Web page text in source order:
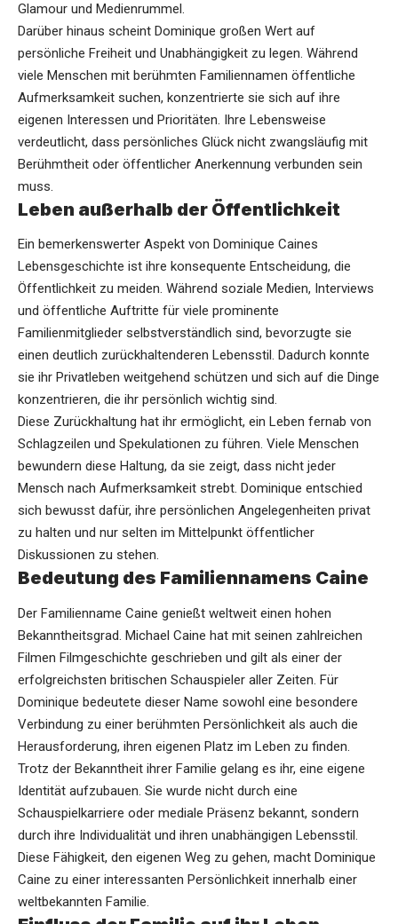
Glamour und Medienrummel.
Darüber hinaus scheint Dominique großen Wert auf
persönliche Freiheit und Unabhängigkeit zu legen. Während
viele Menschen mit berühmten Familiennamen öffentliche
Aufmerksamkeit suchen, konzentrierte sie sich auf ihre
eigenen Interessen und Prioritäten. Ihre Lebensweise
verdeutlicht, dass persönliches Glück nicht zwangsläufig mit
Berühmtheit oder öffentlicher Anerkennung verbunden sein
muss.
Leben außerhalb der Öffentlichkeit
Ein bemerkenswerter Aspekt von Dominique Caines
Lebensgeschichte ist ihre konsequente Entscheidung, die
Öffentlichkeit zu meiden. Während soziale Medien, Interviews
und öffentliche Auftritte für viele prominente
Familienmitglieder selbstverständlich sind, bevorzugte sie
einen deutlich zurückhaltenderen Lebensstil. Dadurch konnte
sie ihr Privatleben weitgehend schützen und sich auf die Dinge
konzentrieren, die ihr persönlich wichtig sind.
Diese Zurückhaltung hat ihr ermöglicht, ein Leben fernab von
Schlagzeilen und Spekulationen zu führen. Viele Menschen
bewundern diese Haltung, da sie zeigt, dass nicht jeder
Mensch nach Aufmerksamkeit strebt. Dominique entschied
sich bewusst dafür, ihre persönlichen Angelegenheiten privat
zu halten und nur selten im Mittelpunkt öffentlicher
Diskussionen zu stehen.
Bedeutung des Familiennamens Caine
Der Familienname Caine genießt weltweit einen hohen
Bekanntheitsgrad. Michael Caine hat mit seinen zahlreichen
Filmen Filmgeschichte geschrieben und gilt als einer der
erfolgreichsten britischen Schauspieler aller Zeiten. Für
Dominique bedeutete dieser Name sowohl eine besondere
Verbindung zu einer berühmten Persönlichkeit als auch die
Herausforderung, ihren eigenen Platz im Leben zu finden.
Trotz der Bekanntheit ihrer Familie gelang es ihr, eine eigene
Identität aufzubauen. Sie wurde nicht durch eine
Schauspielkarriere oder mediale Präsenz bekannt, sondern
durch ihre Individualität und ihren unabhängigen Lebensstil.
Diese Fähigkeit, den eigenen Weg zu gehen, macht Dominique
Caine zu einer interessanten Persönlichkeit innerhalb einer
weltbekannten Familie.